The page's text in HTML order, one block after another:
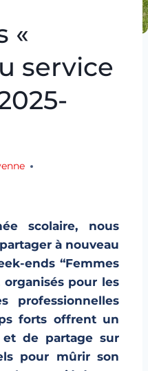
«
service
scolaire, nous
à nouveau
ends “Femmes
organisés pour les
professionnelles
forts offrent un
de partage sur
pour mûrir son